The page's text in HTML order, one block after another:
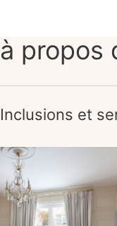
à propos
Inclusions et